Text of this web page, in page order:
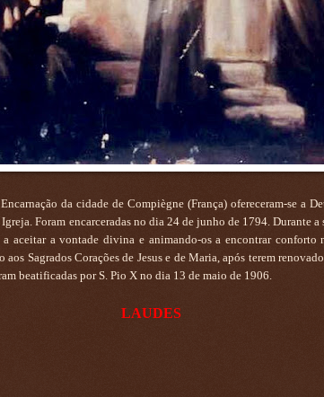
da cidade de Compiègne (França) ofereceram-se a
Foram encarceradas no dia 24 de junho de 1794. Durante
aceitar a vontade divina e animando-os a encontrar conforto
Sagrados Corações de Jesus e de Maria, após terem
beatificadas por S. Pio X no dia 13 de maio de 1906.
LAUDES